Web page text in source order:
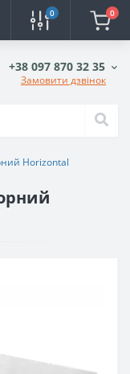
0 0
+38 097 870 32 35
Замовити дзвінок
Horizontal